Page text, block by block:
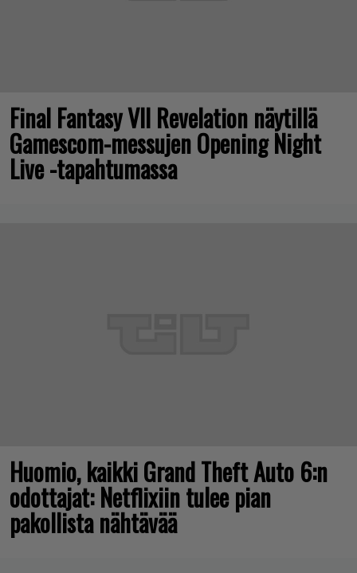
Final Fantasy VII Revelation näytillä
Gamescom-messujen Opening Night
Live -tapahtumassa
Huomio, kaikki Grand Theft Auto 6:n
odottajat: Netflixiin tulee pian
pakollista nähtävää